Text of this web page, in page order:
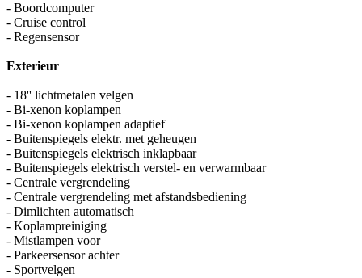
- Boordcomputer
- Cruise control
- Regensensor
Exterieur
- 18'' lichtmetalen velgen
- Bi-xenon koplampen
- Bi-xenon koplampen adaptief
- Buitenspiegels elektr. met geheugen
- Buitenspiegels elektrisch inklapbaar
- Buitenspiegels elektrisch verstel- en verwarmbaar
- Centrale vergrendeling
- Centrale vergrendeling met afstandsbediening
- Dimlichten automatisch
- Koplampreiniging
- Mistlampen voor
- Parkeersensor achter
- Sportvelgen